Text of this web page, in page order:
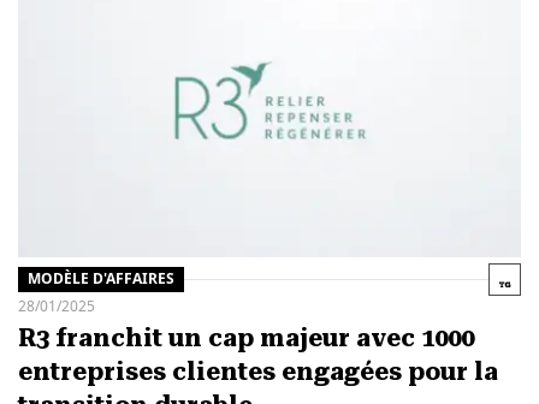
MODÈLE D'AFFAIRES
28/01/2025
R3 franchit un cap majeur avec 1000
entreprises clientes engagées pour la